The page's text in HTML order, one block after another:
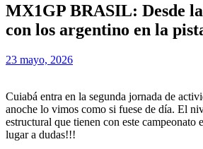
MX1GP BRASIL: Desde
con los argentino en la
23 mayo, 2026
Cuiabá entra en la segunda jornada de
anoche lo vimos como si fuese de día. El
estructural que tienen con este campeonato
lugar a dudas!!!